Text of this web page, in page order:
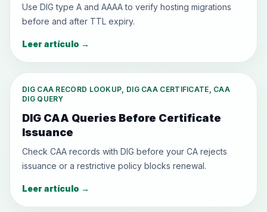
Use DIG type A and AAAA to verify hosting migrations
before and after TTL expiry.
Leer artículo →
DIG CAA RECORD LOOKUP, DIG CAA CERTIFICATE, CAA
DIG QUERY
DIG CAA Queries Before Certificate
Issuance
Check CAA records with DIG before your CA rejects
issuance or a restrictive policy blocks renewal.
Leer artículo →